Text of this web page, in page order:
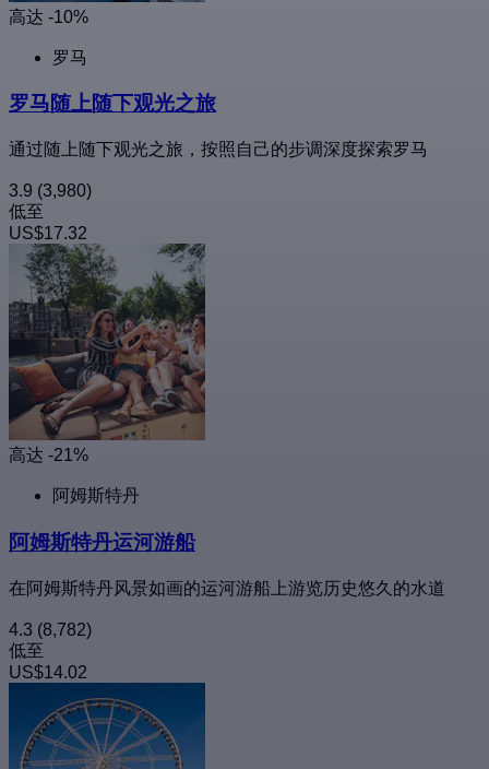
高达 -10%
罗马
罗马随上随下观光之旅
通过随上随下观光之旅，按照自己的步调深度探索罗马
3.9 (3,980)
低至
US$17.32
高达 -21%
阿姆斯特丹
阿姆斯特丹运河游船
在阿姆斯特丹风景如画的运河游船上游览历史悠久的水道
4.3 (8,782)
低至
US$14.02